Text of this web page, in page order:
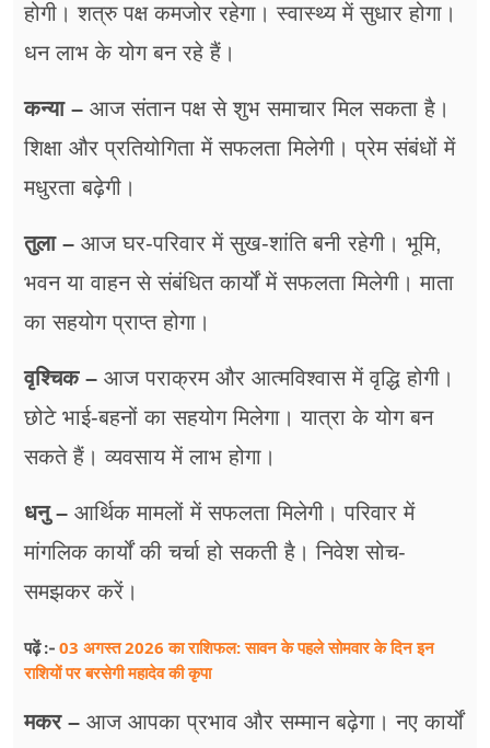
होगी। शत्रु पक्ष कमजोर रहेगा। स्वास्थ्य में सुधार होगा।
धन लाभ के योग बन रहे हैं।
कन्या – आज संतान पक्ष से शुभ समाचार मिल सकता है।
शिक्षा और प्रतियोगिता में सफलता मिलेगी। प्रेम संबंधों में
मधुरता बढ़ेगी।
तुला – आज घर-परिवार में सुख-शांति बनी रहेगी। भूमि,
भवन या वाहन से संबंधित कार्यों में सफलता मिलेगी। माता
का सहयोग प्राप्त होगा।
वृश्चिक – आज पराक्रम और आत्मविश्वास में वृद्धि होगी।
छोटे भाई-बहनों का सहयोग मिलेगा। यात्रा के योग बन
सकते हैं। व्यवसाय में लाभ होगा।
धनु – आर्थिक मामलों में सफलता मिलेगी। परिवार में
मांगलिक कार्यों की चर्चा हो सकती है। निवेश सोच-
समझकर करें।
पढ़ें :- 03 अगस्त 2026 का राशिफल: सावन के पहले सोमवार के दिन इन
राशियों पर बरसेगी महादेव की कृपा
मकर – आज आपका प्रभाव और सम्मान बढ़ेगा। नए कार्यों